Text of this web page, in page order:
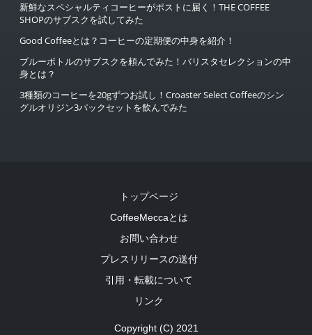
新鮮なスペシャルティコーヒーがポストに届く！THE COFFEE
SHOPのサブスクを試してみた
Good Coffeeとは？コーヒーの定期便の中身を紹介！
ブルーボトルのサブスクを頼んでみた！バリスタセレクションの中
身とは？
3種類のコーヒーを20gずつお試し！Croaster Select Coffeeのシン
グルオリジン3パックセットを飲んでみた
トップページ
CoffeeMeccaとは
お問い合わせ
プレスリリースの送付
引用・転載について
リンク
Copyright (C) 2021